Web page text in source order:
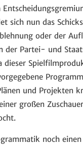
sich nun das
oder der
der Partei- und
und Projekten
großen
noch